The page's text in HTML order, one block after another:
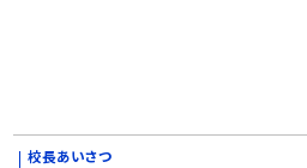
校長あいさつ